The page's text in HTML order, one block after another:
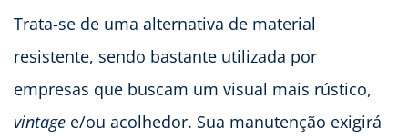
Trata-se de uma alternativa de material
resistente, sendo bastante utilizada por
empresas que buscam um visual mais rústico,
vintage e/ou acolhedor. Sua manutenção exigirá